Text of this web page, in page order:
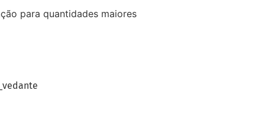
para quantidades maiores